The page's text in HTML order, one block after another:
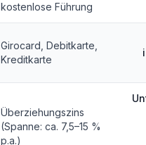
kostenlose Führung
Girocard, Debitkarte,
Kreditkarte
Überziehungszins
(Spanne: ca. 7,5–15 %
p.a.)